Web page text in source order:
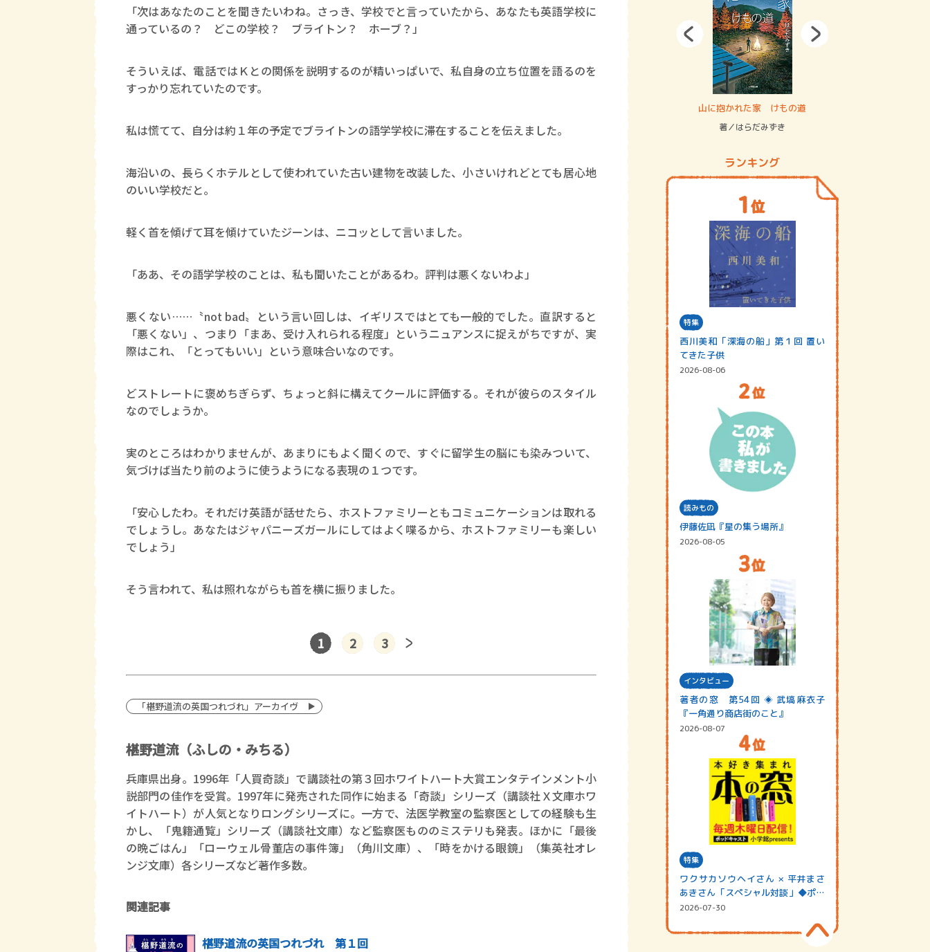
「次はあなたのことを聞きたいわね。さっき、学校でと言っていたから、あなたも英語学校に
通っているの？ どこの学校？ ブライトン？ ホーブ？」
そういえば、電話ではＫとの関係を説明するのが精いっぱいで、私自身の立ち位置を語るのを
すっかり忘れていたのです。
私は慌てて、自分は約１年の予定でブライトンの語学学校に滞在することを伝えました。
海沿いの、長らくホテルとして使われていた古い建物を改装した、小さいけれどとても居心地
のいい学校だと。
軽く首を傾げて耳を傾けていたジーンは、ニコッとして言いました。
「ああ、その語学学校のことは、私も聞いたことがあるわ。評判は悪くないわよ」
悪くない……〝not bad〟という言い回しは、イギリスではとても一般的でした。直訳すると
「悪くない」、つまり「まあ、受け入れられる程度」というニュアンスに捉えがちですが、実
際はこれ、「とってもいい」という意味合いなのです。
どストレートに褒めちぎらず、ちょっと斜に構えてクールに評価する。それが彼らのスタイル
なのでしょうか。
実のところはわかりませんが、あまりにもよく聞くので、すぐに留学生の脳にも染みついて、
気づけば当たり前のように使うようになる表現の１つです。
「安心したわ。それだけ英語が話せたら、ホストファミリーともコミュニケーションは取れる
でしょうし。あなたはジャパニーズガールにしてはよく喋るから、ホストファミリーも楽しい
でしょう」
そう言われて、私は照れながらも首を横に振りました。
1 2 3
「椹野道流の英国つれづれ」アーカイヴ
椹野道流（ふしの・みちる）
兵庫県出身。1996年「人買奇談」で講談社の第３回ホワイトハート大賞エンタテインメント小
説部門の佳作を受賞。1997年に発売された同作に始まる「奇談」シリーズ（講談社Ｘ文庫ホワ
イトハート）が人気となりロングシリーズに。一方で、法医学教室の監察医としての経験も生
かし、「鬼籍通覧」シリーズ（講談社文庫）など監察医もののミステリも発表。ほかに「最後
の晩ごはん」「ローウェル骨董店の事件簿」（角川文庫）、「時をかける眼鏡」（集英社オレ
ンジ文庫）各シリーズなど著作多数。
関連記事
椹野道流の英国つれづれ 第１回
ロボット・イン・ザ・システム
著／デボラ・イン…
山に抱かれた家 けもの道
著／はらだみずき
ランキング
特集
西川美和「深海の船」第１回 置い
てきた子供
2026-08-06
読みもの
伊藤佐凪『星の集う場所』
2026-08-05
インタビュー
著者の窓 第54回 ◈ 武塙麻衣子
『一角通り商店街のこと』
2026-08-07
特集
ワクサカソウヘイさん × 平井まさ
あきさん「スペシャル対談」◆ポッ
ドキャスト…
2026-07-30